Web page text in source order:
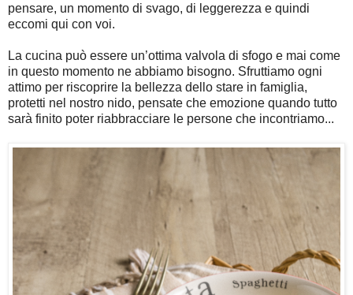
pensare, un momento di svago, di leggerezza e quindi
eccomi qui con voi.
La cucina può essere un’ottima valvola di sfogo e mai come
in questo momento ne abbiamo bisogno. Sfruttiamo ogni
attimo per riscoprire la bellezza dello stare in famiglia,
protetti nel nostro nido, pensate che emozione quando tutto
sarà finito poter riabbracciare le persone che incontriamo...